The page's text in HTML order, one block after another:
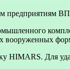
предприятиям
вооруженных
HIMARS. Для